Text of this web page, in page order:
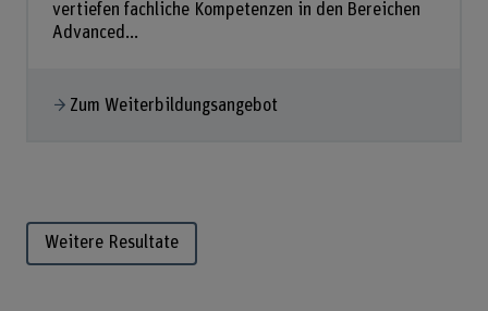
vertiefen fachliche Kompetenzen in den Bereichen
Advanced...
Zum Weiterbildungsangebot
Weitere Resultate